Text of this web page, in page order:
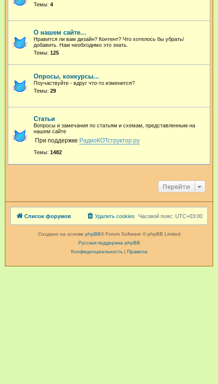
Темы: 4
О нашем сайте...
Нравится ли вам дизайн? Контент? Что хотелось бы убрать/
добавить. Нам необходимо это знать.
Темы: 125
Опросы, конкурсы...
Поучаствуйте - вдруг что-то изменится?
Темы: 29
Статьи
Вопросы и замечания по статьям и схемам, представленным на
нашем сайте
При поддержке РадиоКОТструктор.ру
Темы: 1482
Перейти
Список форумов Часовой пояс: UTC+03:00
Удалить cookies
Создано на основе phpBB® Forum Software © phpBB Limited
Русская поддержка phpBB
Конфиденциальность| Правила